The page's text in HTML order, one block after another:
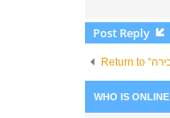
Post Reply
WHO IS ONLINE